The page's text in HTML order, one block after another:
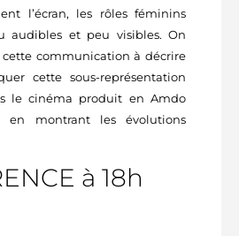
l’écran, les rôles féminins
audibles et peu visibles. On
cette communication à décrire
cette sous-représentation
le cinéma produit en Amdo
en montrant les évolutions
à 18h